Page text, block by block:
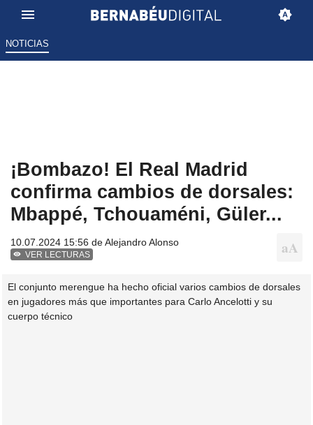
NOTICIAS
¡Bombazo! El Real Madrid
confirma cambios de dorsales:
Mbappé, Tchouaméni, Güler...
10.07.2024 15:56 deAlejandro Alonso
VER LECTURAS
El conjunto merengue ha hecho oficial varios cambios de dorsales
en jugadores más que importantes para Carlo Ancelotti y su
cuerpo técnico